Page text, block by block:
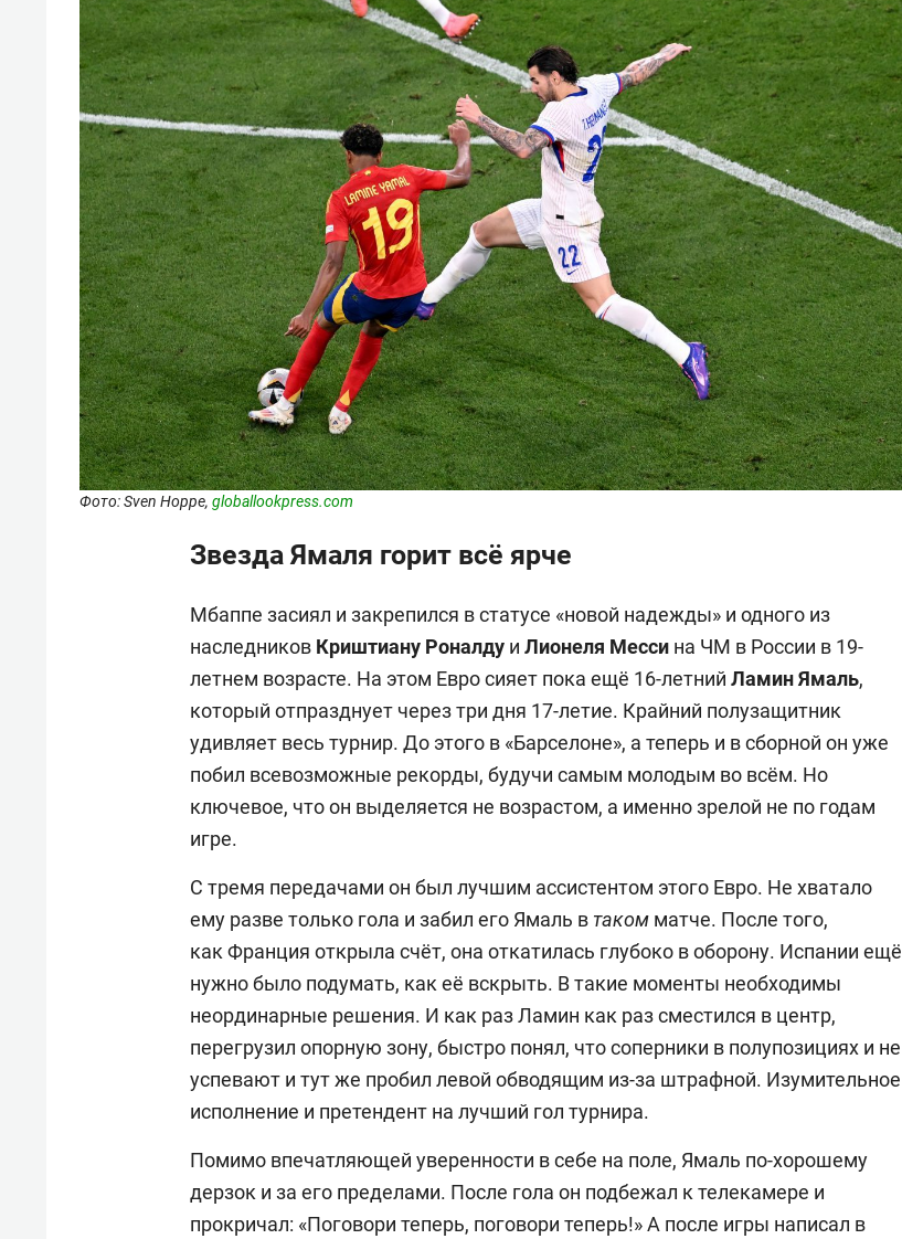
Фото: Sven Hoppe, globallookpress.com
Звезда Ямаля горит всё ярче
Мбаппе засиял и закрепился в статусе «новой надежды» и одного из
наследников Криштиану Роналду и Лионеля Месси на ЧМ в России в 19-
летнем возрасте. На этом Евро сияет пока ещё 16-летний Ламин Ямаль,
который отпразднует через три дня 17-летие. Крайний полузащитник
удивляет весь турнир. До этого в «Барселоне», а теперь и в сборной он уже
побил всевозможные рекорды, будучи самым молодым во всём. Но
ключевое, что он выделяется не возрастом, а именно зрелой не по годам
игре.
C тремя передачами он был лучшим ассистентом этого Евро. Не хватало
ему разве только гола и забил его Ямаль в таком матче. После того,
как Франция открыла счёт, она откатилась глубоко в оборону. Испании ещё
нужно было подумать, как её вскрыть. В такие моменты необходимы
неординарные решения. И как раз Ламин как раз сместился в центр,
перегрузил опорную зону, быстро понял, что соперники в полупозициях и не
успевают и тут же пробил левой обводящим из-за штрафной. Изумительное
исполнение и претендент на лучший гол турнира.
Помимо впечатляющей уверенности в себе на поле, Ямаль по-хорошему
дерзок и за его пределами. После гола он подбежал к телекамере и
прокричал: «Поговори теперь, поговори теперь!» А после игры написал в